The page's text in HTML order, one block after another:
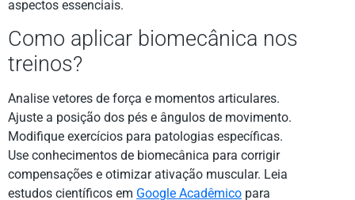
aspectos essenciais.
Como aplicar biomecânica nos
treinos?
Analise vetores de força e momentos articulares.
Ajuste a posição dos pés e ângulos de movimento.
Modifique exercícios para patologias específicas.
Use conhecimentos de biomecânica para corrigir
compensações e otimizar ativação muscular. Leia
estudos científicos em Google Acadêmico para